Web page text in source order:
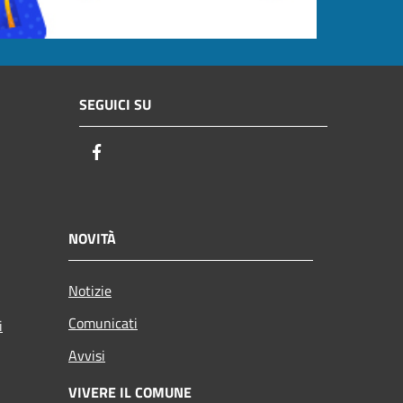
SEGUICI SU
NOVITÀ
Notizie
Comunicati
Avvisi
VIVERE IL COMUNE